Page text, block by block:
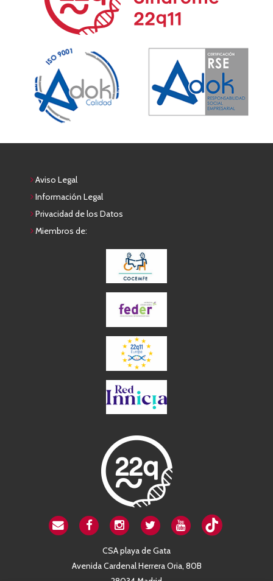
Aviso Legal
Información Legal
Privacidad de los Datos
Miembros de:
CSA playa de Gata
Avenida Cardenal Herrera Oria, 80B